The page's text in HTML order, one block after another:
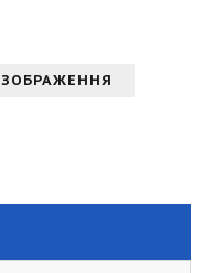
ЗОБРАЖЕННЯ